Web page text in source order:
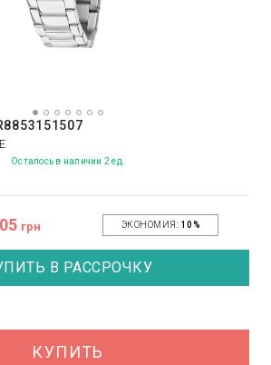
Осталось в наличии 2 ед.
грн ЭКОНОМИЯ: 10%
В РАССРОЧКУ
КУПИТЬ